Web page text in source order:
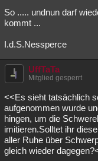
So ..... undnun darf
kommt ...
I.d.S.Nessperce
UffTaTa
Mitglied gesperrt
<<Es sieht tatsächlich
aufgenommen wurde
hingen, um die
imitieren.Solltet ihr
aller Ruhe über
gleich wieder